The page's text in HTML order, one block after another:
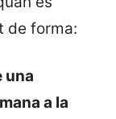
de forma:
una
a la